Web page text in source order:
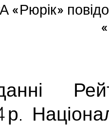
«Рюрік»
р.